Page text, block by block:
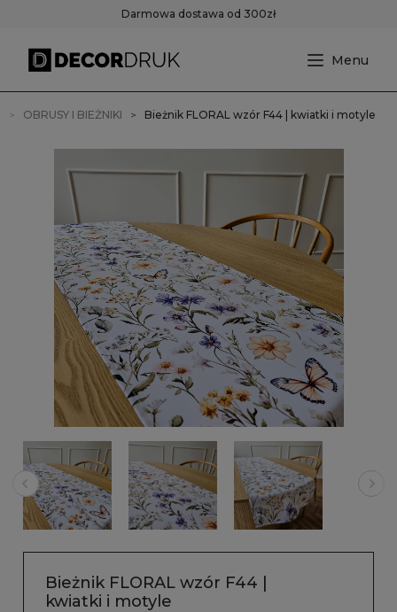
Darmowa dostawa od 300zł
OBRUSY I BIEŻNIKI Bieżnik FLORAL wzór F44 | kwiatki i motyle
Bieżnik FLORAL wzór F44 |
kwiatki i motyle